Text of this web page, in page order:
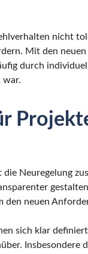
nicht
Mit den
durch
war.
die Neuregelung
den neuen
sich klar
Insbesondere